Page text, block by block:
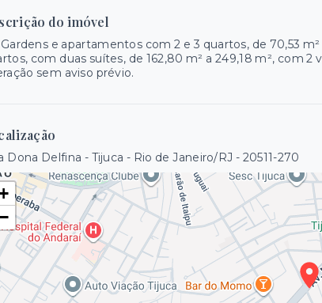
do imóvel
e apartamentos com 2 e 3 quartos, de 70,53
com duas suítes, de 162,80 m² a 249,18 m², com
sem aviso prévio.
Dona Delfina - Tijuca - Rio de Janeiro/RJ - 20511-270